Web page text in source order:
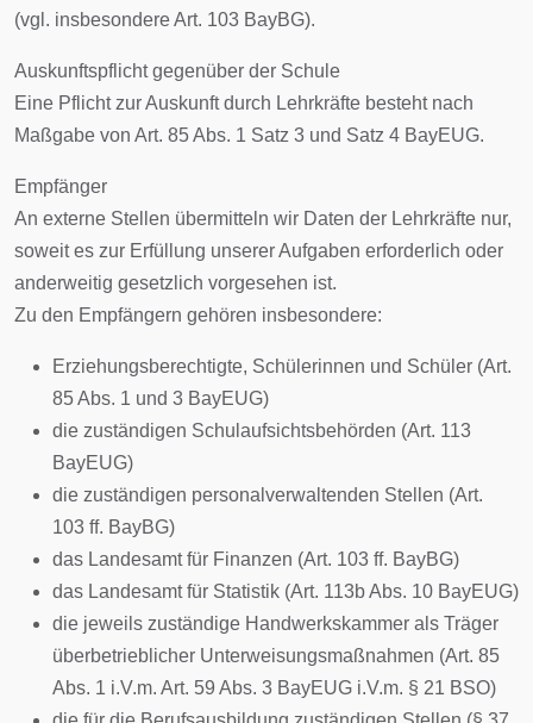
(vgl. insbesondere Art. 103 BayBG).
Auskunftspflicht gegenüber der Schule
Eine Pflicht zur Auskunft durch Lehrkräfte besteht nach
Maßgabe von Art. 85 Abs. 1 Satz 3 und Satz 4 BayEUG.
Empfänger
An externe Stellen übermitteln wir Daten der Lehrkräfte nur,
soweit es zur Erfüllung unserer Aufgaben erforderlich oder
anderweitig gesetzlich vorgesehen ist.
Zu den Empfängern gehören insbesondere:
Erziehungsberechtigte, Schülerinnen und Schüler (Art.
85 Abs. 1 und 3 BayEUG)
die zuständigen Schulaufsichtsbehörden (Art. 113
BayEUG)
die zuständigen personalverwaltenden Stellen (Art.
103 ff. BayBG)
das Landesamt für Finanzen (Art. 103 ff. BayBG)
das Landesamt für Statistik (Art. 113b Abs. 10 BayEUG)
die jeweils zuständige Handwerkskammer als Träger
überbetrieblicher Unterweisungsmaßnahmen (Art. 85
Abs. 1 i.V.m. Art. 59 Abs. 3 BayEUG i.V.m. § 21 BSO)